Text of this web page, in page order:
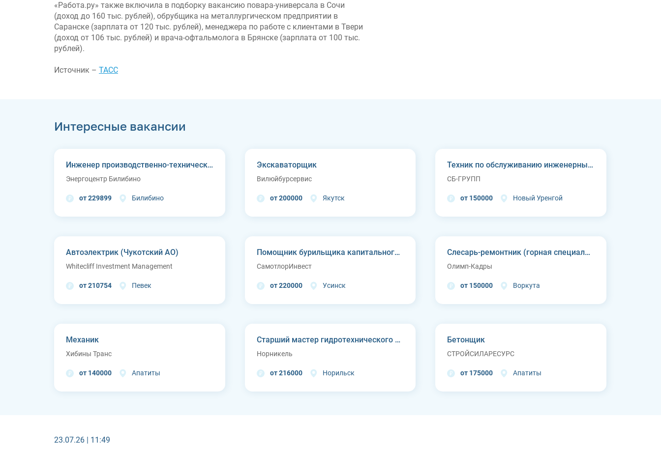
«Работа.ру» также включила в подборку вакансию повара-универсала в Сочи
(доход до 160 тыс. рублей), обрубщика на металлургическом предприятии в
Саранске (зарплата от 120 тыс. рублей), менеджера по работе с клиентами в Твери
(доход от 106 тыс. рублей) и врача-офтальмолога в Брянске (зарплата от 100 тыс.
рублей).
Источник – ТАСС
Интересные вакансии
Инженер производственно-технического отдела
Энергоцентр Билибино
от 229899 Билибино
Экскаваторщик
Вилюйбурсервис
от 200000 Якутск
Техник по обслуживанию инженерных систем
СБ-ГРУПП
от 150000 Новый Уренгой
Автоэлектрик (Чукотский АО)
Whitecliff Investment Management
от 210754 Певек
Помощник бурильщика капитального ремонта скважин (КРС)
СамотлорИнвест
от 220000 Усинск
Слесарь-ремонтник (горная специальная техника)
Олимп-Кадры
от 150000 Воркута
Механик
Хибины Транс
от 140000 Апатиты
Старший мастер гидротехнического цеха Курейской ГЭС (п. Светлогорск)
Норникель
от 216000 Норильск
Бетонщик
СТРОЙСИЛАРЕСУРС
от 175000 Апатиты
23.07.26 | 11:49